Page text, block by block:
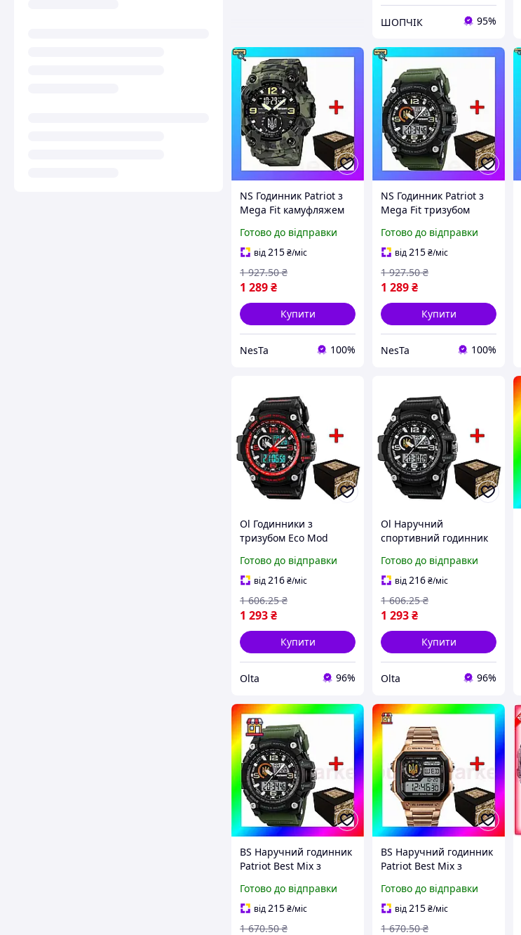
ШОПЧІК 95%
NS Годинник Patriot з
Mega Fit камуфляжем
чоловіків спортивні
тактичні
Nes22/Q
Готово до відправки
від 215₴/міс
1 289₴
1 927.50 ₴
Купити
NesTa 100%
NS Годинник Patriot з
Mega Fit тризубом
наручний годинник
для чоловіків з
Готово до відправки
від215₴/міс
1 289₴
1 927.50 ₴
Купити
NesTa 100%
Ol Годинники з
тризубом Eco Mod
червоним для
чоловіків спортивні
електронні водонепрон
TOP22-G
Готово до відправки
від216₴/міс
1 293₴
1 606.25 ₴
Купити
Olta 96%
Ol Наручний
спортивний годинник
тризубом золото
чорний для чоловіків
електронний вод
TOP22-G
Готово до відправки
від216₴/міс
1 293₴
1 606.25 ₴
Купити
Olta 96%
BS Наручний годинник
Patriot Best Mix з
спортивний для
чоловіків електронний
водонепр BAS77/N
Готово до відправки
від215₴/міс
1 670.50 ₴
BS Наручний годинник
Patriot Best Mix з
для чоловіків і жінок
електронні будильник
BAS77/N
Готово до відправки
від215₴/міс
1 670.50 ₴